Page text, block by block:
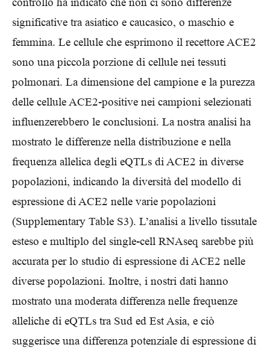
significative tra asiatico e caucasico, o maschio e
femmina. Le cellule che esprimono il recettore ACE2
sono una piccola porzione di cellule nei tessuti
polmonari. La dimensione del campione e la purezza
delle cellule ACE2-positive nei campioni selezionati
influenzerebbero le conclusioni. La nostra analisi ha
mostrato le differenze nella distribuzione e nella
frequenza allelica degli eQTLs di ACE2 in diverse
popolazioni, indicando la diversità del modello di
espressione di ACE2 nelle varie popolazioni
(Supplementary Table S3). L’analisi a livello tissutale
esteso e multiplo del single-cell RNAseq sarebbe più
accurata per lo studio di espressione di ACE2 nelle
diverse popolazioni. Inoltre, i nostri dati hanno
mostrato una moderata differenza nelle frequenze
alleliche di eQTLs tra Sud ed Est Asia, e ciò
suggerisce una differenza potenziale di espressione di